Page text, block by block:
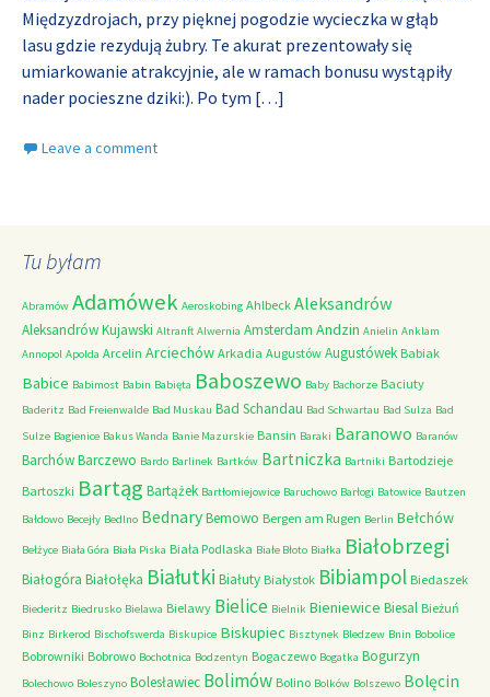
Międzyzdrojach, przy pięknej pogodzie wycieczka w głąb
lasu gdzie rezydują żubry. Te akurat prezentowały się
umiarkowanie atrakcyjnie, ale w ramach bonusu wystąpiły
nader pocieszne dziki:). Po tym […]
Leave a comment
Tu byłam
Abramów Adamówek Aeroskobing Ahlbeck Aleksandrów
Aleksandrów Kujawski Altranft Alwernia Amsterdam Andzin Anielin Anklam
Annopol Apolda Arcelin Arciechów Arkadia Augustów Augustówek Babiak
Babice Babimost Babin Babięta Baboszewo Baby Bachorze Baciuty
Baderitz Bad Freienwalde Bad Muskau Bad Schandau Bad Schwartau Bad Sulza Bad
Sulze Bagienice Bakus Wanda Banie Mazurskie Bansin Baraki Baranowo Baranów
BarchówBarczewo Bardo Barlinek Bartków Bartniczka Bartniki Bartodzieje
Bartoszki Bartąg Bartążek Bartłomiejowice Baruchowo Barłogi Batowice Bautzen
Bałdowo Becejły Bedlno BednaryBemowo Bergen am Rugen Berlin Bełchów
Bełżyce Biała Góra Biała Piska Biała Podlaska Białe Błoto Białka Białobrzegi
Białogóra Białołęka Białutki Białuty Białystok Bibiampol Biedaszek
Biederitz Biedrusko Bielawa Bielawy Bielice Bielnik Bieniewice Biesal Bieżuń
Binz Birkerod Bischofswerda Biskupice Biskupiec Bisztynek Bledzew Bnin Bobolice
Bobrowniki Bobrowo Bochotnica Bodzentyn Bogaczewo Bogatka Bogurzyn
Bolechowo Boleszyno Bolesławiec Bolimów Bolino Bolków Bolszewo Bolęcin